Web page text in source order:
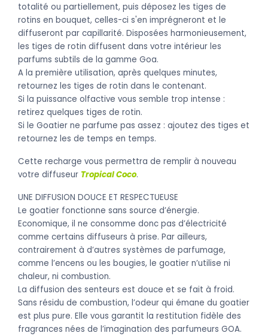
totalité ou partiellement, puis déposez les tiges de
rotins en bouquet, celles-ci s'en imprégneront et le
diffuseront par capillarité. Disposées harmonieusement,
les tiges de rotin diffusent dans votre intérieur les
parfums subtils de la gamme Goa.
A la première utilisation, après quelques minutes,
retournez les tiges de rotin dans le contenant.
Si la puissance olfactive vous semble trop intense :
retirez quelques tiges de rotin.
Si le Goatier ne parfume pas assez : ajoutez des tiges et
retournez les de temps en temps.
Cette recharge vous permettra de remplir à nouveau
votre diffuseur Tropical Coco.
UNE DIFFUSION DOUCE ET RESPECTUEUSE
Le goatier fonctionne sans source d’énergie.
Economique, il ne consomme donc pas d’électricité
comme certains diffuseurs à prise. Par ailleurs,
contrairement à d’autres systèmes de parfumage,
comme l’encens ou les bougies, le goatier n’utilise ni
chaleur, ni combustion.
La diffusion des senteurs est douce et se fait à froid.
Sans résidu de combustion, l’odeur qui émane du goatier
est plus pure. Elle vous garantit la restitution fidèle des
fragrances nées de l’imagination des parfumeurs GOA.